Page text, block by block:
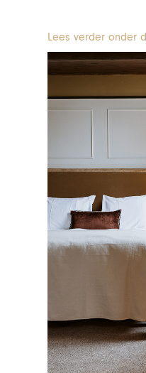
Lees verder onder